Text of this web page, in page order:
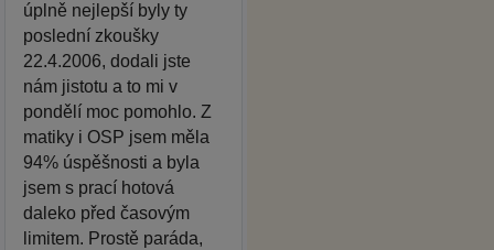
úplně nejlepší byly ty
poslední zkoušky
22.4.2006, dodali jste
nám jistotu a to mi v
pondělí moc pomohlo. Z
matiky i OSP jsem měla
94% úspěšnosti a byla
jsem s prací hotová
daleko před časovým
limitem. Prostě paráda,